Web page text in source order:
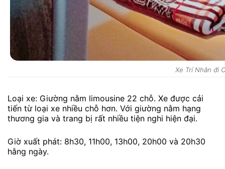
Xe Trí Nhân đi
Loại xe: Giường nằm limousine 22 chỗ. Xe được cải
tiến từ loại xe nhiều chỗ hơn. Với giường nằm hạng
thương gia và trang bị rất nhiều tiện nghi hiện đại.
Giờ xuất phát: 8h30, 11h00, 13h00, 20h00 và 20h30
hằng ngày.